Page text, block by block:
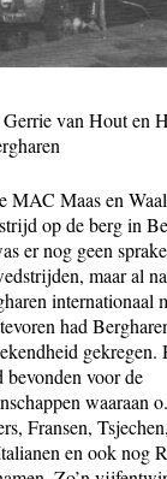
van Hout en
MAC Maas en
op de berg in
er nog geen
maar al
internationaal
had
gekregen.
bevonden voor de
waaraan
Fransen,
en ook nog